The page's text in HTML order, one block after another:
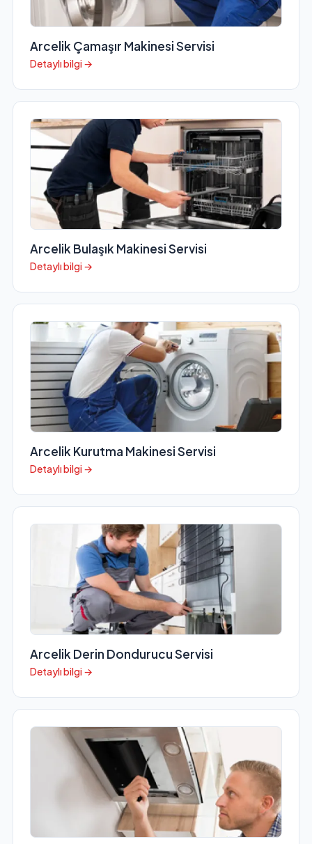
Arcelik Çamaşır Makinesi Servisi
Detaylı bilgi →
Arcelik Bulaşık Makinesi Servisi
Detaylı bilgi →
Arcelik Kurutma Makinesi Servisi
Detaylı bilgi →
Arcelik Derin Dondurucu Servisi
Detaylı bilgi →